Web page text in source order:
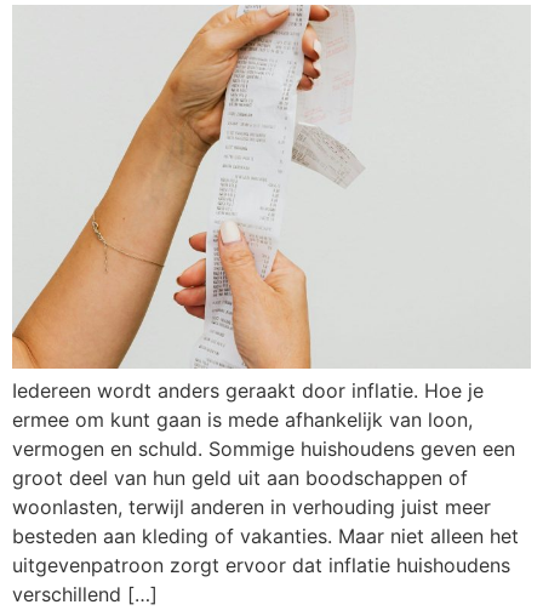
Iedereen wordt anders geraakt door inflatie. Hoe je
ermee om kunt gaan is mede afhankelijk van loon,
vermogen en schuld. Sommige huishoudens geven een
groot deel van hun geld uit aan boodschappen of
woonlasten, terwijl anderen in verhouding juist meer
besteden aan kleding of vakanties. Maar niet alleen het
uitgevenpatroon zorgt ervoor dat inflatie huishoudens
verschillend […]